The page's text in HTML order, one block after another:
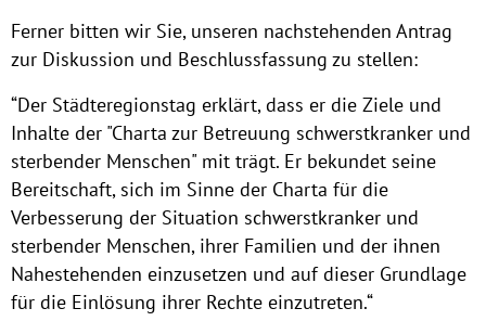
Ferner bitten wir Sie, unseren nachstehenden Antrag
zur Diskussion und Beschlussfassung zu stellen:
“Der Städteregionstag erklärt, dass er die Ziele und
Inhalte der "Charta zur Betreuung schwerstkranker und
sterbender Menschen" mit trägt. Er bekundet seine
Bereitschaft, sich im Sinne der Charta für die
Verbesserung der Situation schwerstkranker und
sterbender Menschen, ihrer Familien und der ihnen
Nahestehenden einzusetzen und auf dieser Grundlage
für die Einlösung ihrer Rechte einzutreten.“